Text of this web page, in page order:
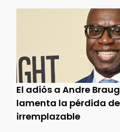
El adiós a Andre
lamenta la pérdida
irremplazable